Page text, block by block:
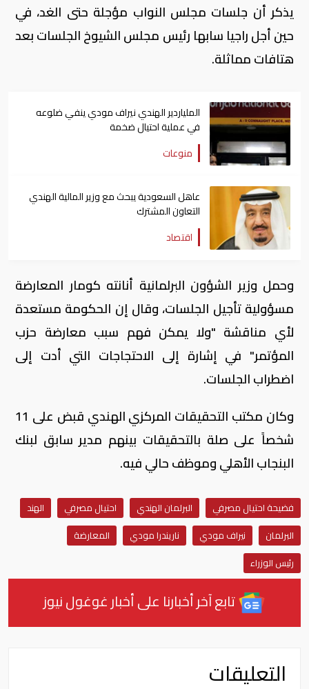
يذكر أن جلسات مجلس النواب مؤجلة حتى الغد، في
حين أجل راجيا سابها رئيس مجلس الشيوخ الجلسات بعد
هتافات مماثلة.
الملياردير الهندي نيراف مودي ينفي ضلوعه
في عملية احتيال ضخمة
منوعات
عاهل السعودية يبحث مع وزير المالية الهندي
التعاون المشترك
اقتصاد
وحمل وزير الشؤون البرلمانية أنانته كومار المعارضة
مسؤولية تأجيل الجلسات، وقال إن الحكومة مستعدة
لأي مناقشة "ولا يمكن فهم سبب معارضة حزب
المؤتمر" في إشارة إلى الاحتجاجات التي أدت إلى
اضطراب الجلسات.
وكان مكتب التحقيقات المركزي الهندي قبض على 11
شخصاً على صلة بالتحقيقات بينهم مدير سابق لبنك
البنجاب الأهلي وموظف حالي فيه.
فضيحة احتيال مصرفي البرلمان الهندي احتيال مصرفي
الهند
البرلمان
نيراف مودي ناريندرا مودي
المعارضة
رئيس الوزراء
تابع آخر أخبارنا على أخبار غوغول نيوز
التعليقات